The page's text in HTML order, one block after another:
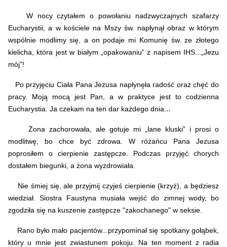
W nocy czytałem o powołaniu nadzwyczajnych szafarzy
Eucharystii, a w kościele na Mszy św. napłynął obraz w którym
wspólnie modlimy się, a on podaje mi Komunię św. ze złotego
kielicha, która jest w białym „opakowaniu” z napisem IHS...„Jezu
mój”!
Po przyjęciu Ciała Pana Jezusa napłynęła radość oraz chęć do
pracy. Moją mocą jest Pan, a w praktyce jest to codzienna
Eucharystia. Ja czekam na ten dar każdego dnia. ..
Żona zachorowała, ale gotuje mi „lane kluski” i prosi o
modlitwę, bo chce być zdrowa. W różańcu Pana Jezusa
poprosiłem o cierpienie zastępcze. Podczas przyjęć chorych
dostałem biegunki, a żona wyzdrowiała.
Nie śmiej się, ale przyjmij czyjeś cierpienie (krzyż), a będziesz
wiedział. Siostra Faustyna musiała wejść do zimnej wody, bo
zgodziła się na kuszenie zastępcze "zakochanego" w seksie.
Rano było mało pacjentów...przypominał się spotkany gołąbek,
który u mnie jest zwiastunem pokoju. Na ten moment z radia